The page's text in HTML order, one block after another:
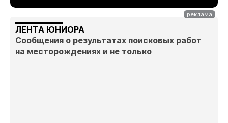
ЛЕНТА ЮНИОРА
Сообщения о результатах поисковых работ
на месторождениях и не только